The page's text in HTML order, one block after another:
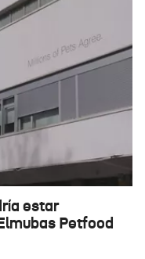
estar
Petfood